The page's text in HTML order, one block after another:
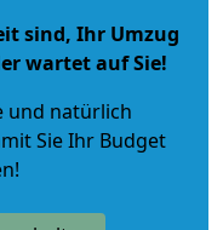
sind, Ihr Umzug
wartet auf Sie!
und natürlich
Sie Ihr Budget